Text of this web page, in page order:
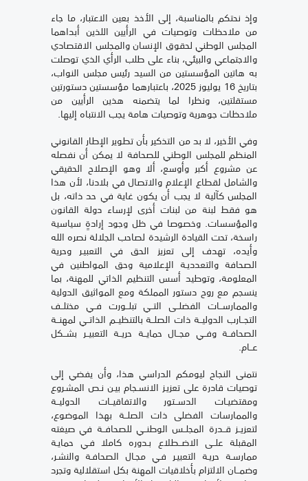
وإذ نحتكم بالمناسبة، إلى الأخذ بعين الاعتبار، ما جاء
من ملاحظات وتوصيات في الرأيين اللذين أبداهما
المجلس الوطني لحقوق الإنسان والمجلس الاقتصادي
والاجتماعي والبيئي، بناء على طلب الرأي الذي توصلت
به هاتين المؤسستين من السيد رئيس مجلس النواب،
بتاريخ 16 يوليوز 2025، باعتبارهما مؤسستين دستورتين
مستقلتين، ونظرا لما يتضمنه هذين الرأيين من
ملاحظات جوهرية وتوصيات هامة يجب الانتباه إليها.
وفي الأخير، لا بد من التذكير بأن تطوير الإطار القانوني
المنظم للمجلس الوطني للصحافة لا يمكن أن نفصله
عن مشروع أكبر وأوسع، ألا وهو الإصلاح الحقيقي
والشامل لقطاع الإعلام والاتصال في بلادنا، لأن هذا
المجلس كآلية لا يجب أن يكون غاية في حد ذاته، بل
هو فقط لبنة من لبنات أخرى لإرساء دولة القانون
والمؤسسات. وخصوصا في ظل وجود إرادةٍ سياسية
راسخة، تحت القيادة الرشيدة لصاحب الجلالة نصره الله
وأيده، تهدف إلى تعزيز الحق في التعبيـر وحرية
الصحافة والتعدديـة الإعلامية وحق المواطنين في
المعلومة، وتوطيد أسس التنظيم الذاتي للمهنة، بما
ينسجم مع روح دستور المملكة ومع المواثيق الدولية
والممارســات الفضلــى التــي تبلــورت فــي مختلــف
التجــارب الدوليــة ذات الصلــة بالتنظيــم الذاتــي لمهنــة
الصحافــة وفــي مجــال حمايــة حريــة التعبيــر بشــكل
عــام.
نتمنى النجاح ليومكم الدراسي هذا، وأن يفضي إلى
توصيات قادرة على تعزيـز الانسـجام بيـن نـص المشـروع
ومقتضيـات الدســتور والاتفاقيــات الدوليــة
والممارسات الفضلى ذات الصلــة بهذا الموضوع،
لتعزيــز قــدرة المجلــس الوطنــي للصحافــة في صيغته
المقبلة علــى الاضــطلاع بـدوره كاملا فـي حمايـة
ممارسـة حريـة التعبيـر فـي مجـال الصحافـة والنشـر،
وضمــان الالتزام بأخلاقيات المهنة بكل استقلالية وتجرد